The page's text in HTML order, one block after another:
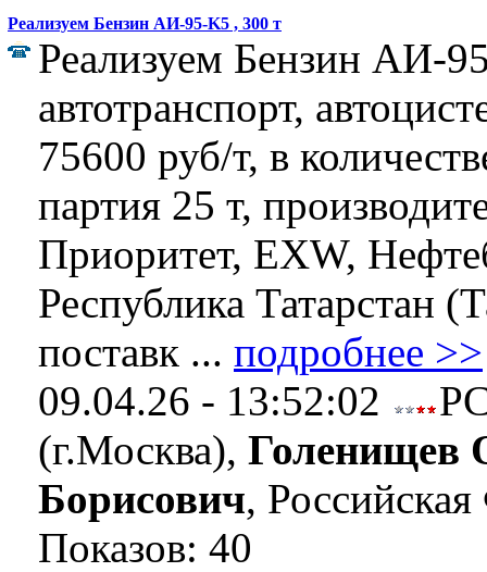
Реализуем Бензин АИ-95-K5 , 300 т
Реализуем Бензин АИ-
автотранспорт,
75600 руб/т, в
партия 25 т,
Приоритет, EXW,
Республика Татарстан
поставк ... подробнее >>
09.04.26 - 13:52:02
(г.Москва), Голенищев
Борисович,
Показов: 40